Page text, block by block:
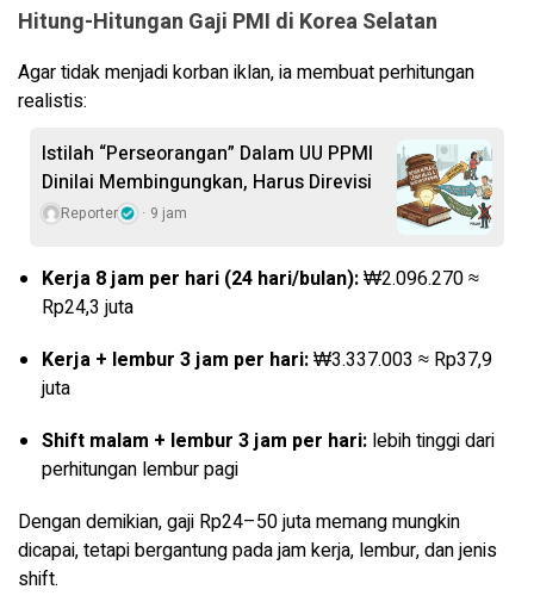
Hitung-Hitungan Gaji PMI di Korea Selatan
Agar tidak menjadi korban iklan, ia membuat perhitungan
realistis:
Istilah “Perseorangan” Dalam UU PPMI
Dinilai Membingungkan, Harus Direvisi
Reporter 9 jam
Kerja 8 jam per hari (24 hari/bulan):₩2.096.270 ≈
Rp24,3 juta
Kerja + lembur 3 jam per hari:₩3.337.003 ≈ Rp37,9
juta
Shift malam + lembur 3 jam per hari: lebih tinggi dari
perhitungan lembur pagi
Dengan demikian, gaji Rp24–50 juta memang mungkin
dicapai, tetapi bergantung pada jam kerja, lembur, dan jenis
shift.